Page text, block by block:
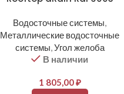
Водосточные системы,
Металлические водосточные
системы,Угол желоба
В наличии
1 805,00₽